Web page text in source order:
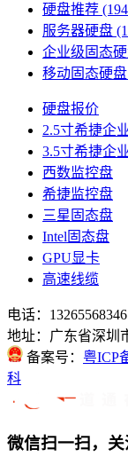
硬盘推荐
服务器硬盘
企业级固态
移动固态硬盘
硬盘报价
2.5寸希捷企
3.5寸希捷企
西数监控盘
希捷监控盘
三星固态盘
Intel固态盘
GPU显卡
高速线缆
电话：
地址：广东省深圳
备案号： 粤ICP
科
微信扫一扫，